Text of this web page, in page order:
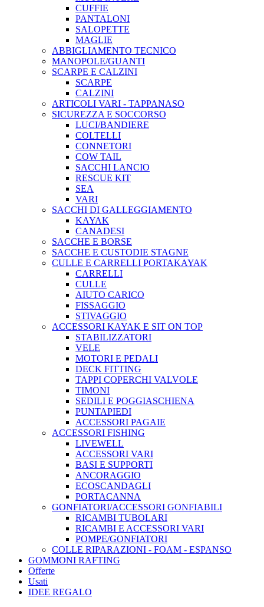
CUFFIE
PANTALONI
SALOPETTE
MAGLIE
ABBIGLIAMENTO TECNICO
MANOPOLE/GUANTI
SCARPE E CALZINI
SCARPE
CALZINI
ARTICOLI VARI - TAPPANASO
SICUREZZA E SOCCORSO
LUCI/BANDIERE
COLTELLI
CONNETORI
COW TAIL
SACCHI LANCIO
RESCUE KIT
SEA
VARI
SACCHI DI GALLEGGIAMENTO
KAYAK
CANADESI
SACCHE E BORSE
SACCHE E CUSTODIE STAGNE
CULLE E CARRELLI PORTAKAYAK
CARRELLI
CULLE
AIUTO CARICO
FISSAGGIO
STIVAGGIO
ACCESSORI KAYAK E SIT ON TOP
STABILIZZATORI
VELE
MOTORI E PEDALI
DECK FITTING
TAPPI COPERCHI VALVOLE
TIMONI
SEDILI E POGGIASCHIENA
PUNTAPIEDI
ACCESSORI PAGAIE
ACCESSORI FISHING
LIVEWELL
ACCESSORI VARI
BASI E SUPPORTI
ANCORAGGIO
ECOSCANDAGLI
PORTACANNA
GONFIATORI/ACCESSORI GONFIABILI
RICAMBI TUBOLARI
RICAMBI E ACCESSORI VARI
POMPE/GONFIATORI
COLLE RIPARAZIONI - FOAM - ESPANSO
GOMMONI RAFTING
Offerte
Usati
IDEE REGALO